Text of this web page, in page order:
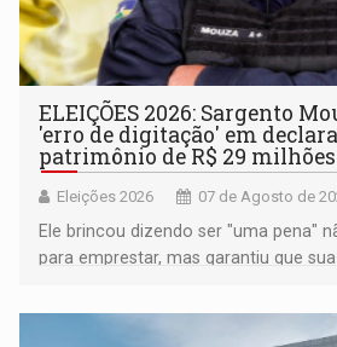
ELEIÇÕES 2026: Sargento
'erro de digitação' em
patrimônio de R$ 29 milhões
Eleições 2026 07 de Agosto de
Ele brincou dizendo ser "uma pena"
para emprestar, mas garantiu que